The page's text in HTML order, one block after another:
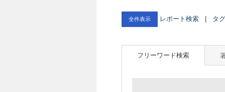
全件表示 レポート検索 | タ
フリーワード検索